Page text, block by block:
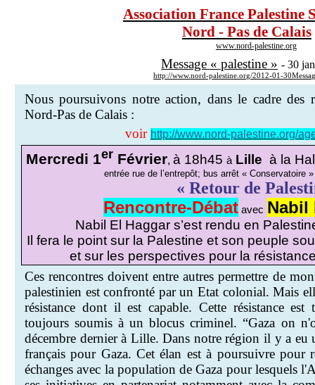
Association France Palestine
Nord - Pas de Calais
www.nord-palestine.org
Message « palestine » - 30
http://www.nord-palestine.org/2012-01-
Nous poursuivons notre action, dans le cadre des
Nord-Pas de Calais :
voir http://www.nord-palestine.org/
Mercredi 1er Février, à 18h45 à Lille à la
entrée rue de l’entrepôt; bus arrêt « Conservatoire
« Retour de
Rencontre-Débat avec Nabil
Nabil El Haggar s’est rendu en
Il fera le point sur la Palestine et son peuple
et sur les perspectives pour la
Ces rencontres doivent entre autres permettre de
palestinien est confronté par unEtat colonial. Mais
résistance dont il est capable. Cette résistance est
toujours soumis à un blocus criminel. “Gaza on
décembre dernier à Lille. Dans notre région il y a eu
français pour Gaza. Cet élan est à poursuivre
échanges avec la population de Gaza pour lesquels